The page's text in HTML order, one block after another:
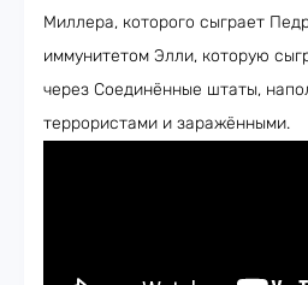
Миллера, которого сыграет
иммунитетом Элли, которую
через Соединённые штаты,
террористами и заражёнными.